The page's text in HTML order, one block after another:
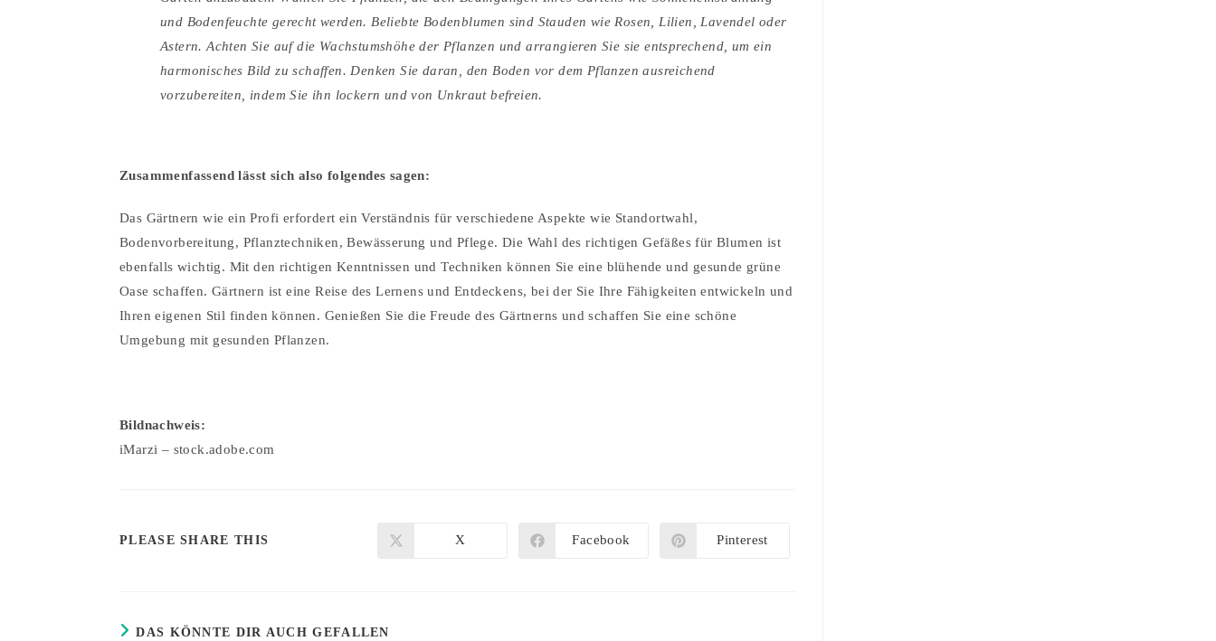
und Bodenfeuchte gerecht werden. Beliebte Bodenblumen sind Stauden wie Rosen, Lilien, Lavendel oder
Astern. Achten Sie auf die Wachstumshöhe der Pflanzen und arrangieren Sie sie entsprechend, um ein
harmonisches Bild zu schaffen. Denken Sie daran, den Boden vor dem Pflanzen ausreichend
vorzubereiten, indem Sie ihn lockern und von Unkraut befreien.
Zusammenfassend lässt sich also folgendes sagen:
Das Gärtnern wie ein Profi erfordert ein Verständnis für verschiedene Aspekte wie Standortwahl,
Bodenvorbereitung, Pflanztechniken, Bewässerung und Pflege. Die Wahl des richtigen Gefäßes für Blumen ist
ebenfalls wichtig. Mit den richtigen Kenntnissen und Techniken können Sie eine blühende und gesunde grüne
Oase schaffen. Gärtnern ist eine Reise des Lernens und Entdeckens, bei der Sie Ihre Fähigkeiten entwickeln und
Ihren eigenen Stil finden können. Genießen Sie die Freude des Gärtnerns und schaffen Sie eine schöne
Umgebung mit gesunden Pflanzen.
Bildnachweis:
iMarzi – stock.adobe.com
PLEASE SHARE THIS
Öffnet
X
Öffnet
Facebook
Öffnet
Pinterest
DAS KÖNNTE DIR AUCH GEFALLEN